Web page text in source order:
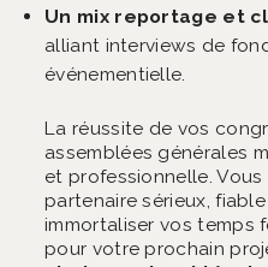
Un mix reportage et
alliant interviews de
événementielle.
La réussite de vos
assemblées générales
et professionnelle.
partenaire sérieux,
immortaliser vos temps
pour votre prochain